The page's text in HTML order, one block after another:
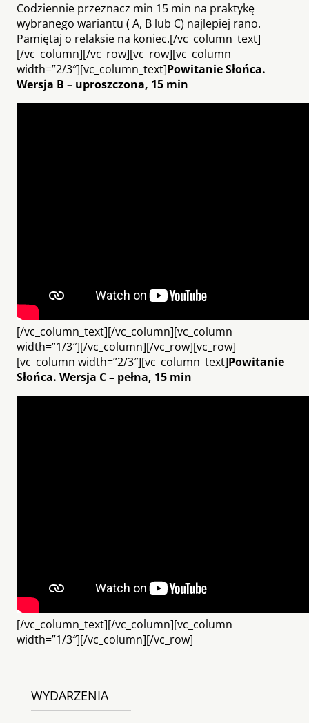
Codziennie przeznacz min 15 min na praktykę
wybranego wariantu ( A, B lub C) najlepiej rano.
Pamiętaj o relaksie na koniec.[/vc_column_text]
[/vc_column][/vc_row][vc_row][vc_column
width=”2/3″][vc_column_text]Powitanie Słońca.
Wersja B – uproszczona, 15 min
[/vc_column_text][/vc_column][vc_column
width=”1/3″][/vc_column][/vc_row][vc_row]
[vc_column width=”2/3″][vc_column_text]Powitanie
Słońca. Wersja C – pełna, 15 min
[/vc_column_text][/vc_column][vc_column
width=”1/3″][/vc_column][/vc_row]
WYDARZENIA